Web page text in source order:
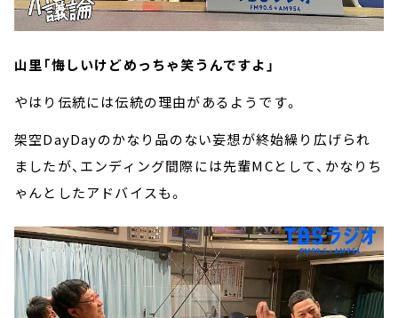
山里「悔しいけどめっちゃ笑うんですよ」
やはり伝統には伝統の理由があるようです。
架空DayDayのかなり品のない妄想が終始繰り広げられ
ましたが、エンディング間際には先輩MCとして、かなりち
ゃんとしたアドバイスも。